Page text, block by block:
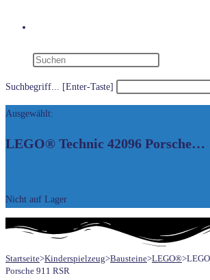
Suchbegriff... [Enter-Taste]
Ausgewählt:
LEGO® Technic 42096 Porsche…
Nicht auf Lager
Startseite>Kinderspielzeug>Bausteine>LEGO®>
Porsche 911 RSR